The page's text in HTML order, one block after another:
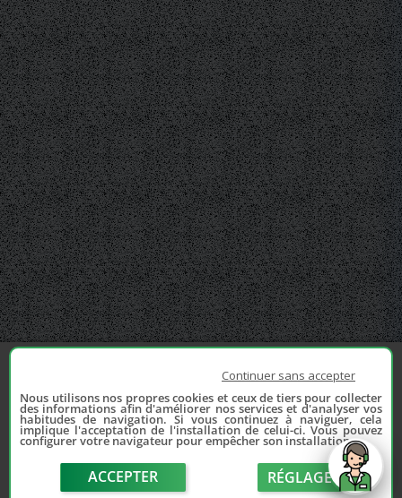
Continuer sans accepter
Nous utilisons nos propres cookies et ceux de tiers pour collecter
des informations afin d'améliorer nos services et d'analyser vos
habitudes de navigation. Si vous continuez à naviguer, cela
implique l'acceptation de l'installation de celui-ci. Vous pouvez
configurer votre navigateur pour empêcher son installation.
ACCEPTER RÉGLAGE